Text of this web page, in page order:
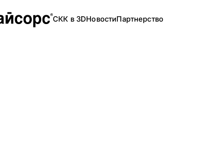
СКК в 3DНовостиПартнерство